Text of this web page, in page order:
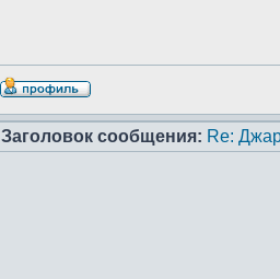
Заголовок сообщения: Re: